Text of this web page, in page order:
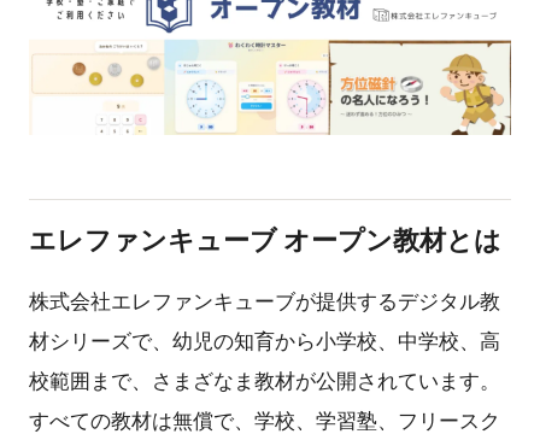
エレファンキューブ オープン教材とは
株式会社エレファンキューブが提供するデジタル教
材シリーズで、幼児の知育から小学校、中学校、高
校範囲まで、さまざなま教材が公開されています。
すべての教材は無償で、学校、学習塾、フリースク